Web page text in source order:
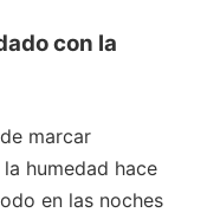
con la
marcar
humedad hace
en las noches